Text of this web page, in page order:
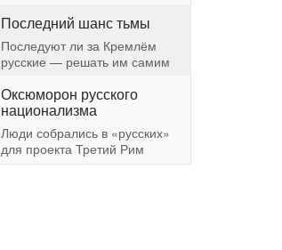
Последний шанс тьмы
Последуют ли за Кремлём
русские — решать им самим
Оксюморон русского
национализма
Люди собрались в «русских»
для проекта Третий Рим